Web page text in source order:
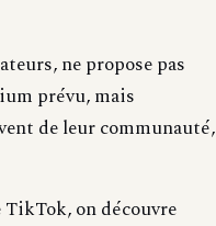
ne propose pas
prévu, mais
de leur communauté,
on découvre